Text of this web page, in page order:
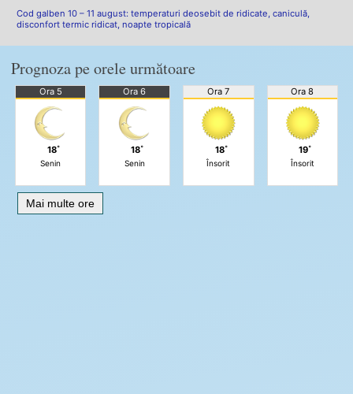
Cod galben 10 – 11 august: temperaturi deosebit de ridicate, caniculă,
disconfort termic ridicat, noapte tropicală
Prognoza pe orele următoare
Ora 5
18˚
Senin
Ora 6
18˚
Senin
Ora 7
18˚
Însorit
Ora 8
19˚
Însorit
Mai multe ore